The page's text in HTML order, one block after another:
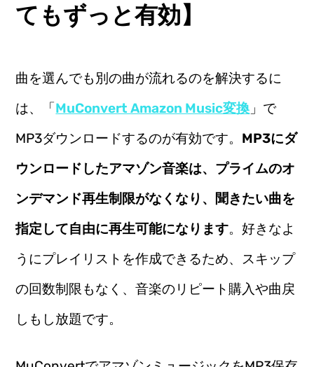
てもずっと有効】
曲を選んでも別の曲が流れるのを解決するに
は、「MuConvert Amazon Music変換 」で
MP3ダウンロードするのが有効です。 MP3にダ
ウンロードしたアマゾン音楽は、プライムのオ
ンデマンド再生制限がなくなり、聞きたい曲を
指定して自由に再生可能になります。好きなよ
うにプレイリストを作成できるため、スキップ
の回数制限もなく、音楽のリピート購入や曲戻
しもし放題です。